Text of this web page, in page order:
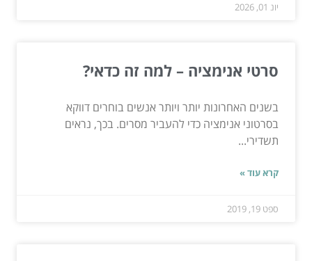
יונ 01, 2026
סרטי אנימציה – למה זה כדאי?
בשנים האחרונות יותר ויותר אנשים בוחרים דווקא
בסרטוני אנימציה כדי להעביר מסרים. בכך, נראים
תשדירי...
קרא עוד »
ספט 19, 2019